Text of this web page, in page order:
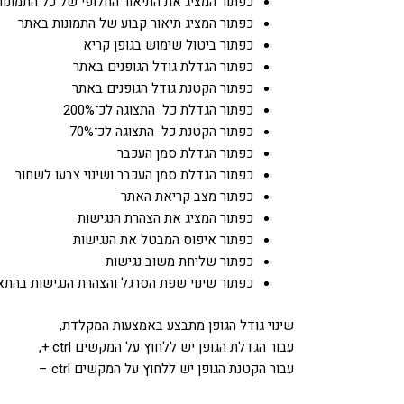
כפתור המציג תיאור קבוע של התמונות באתר
כפתור ביטול שימוש בגופן קריא
כפתור הגדלת גודל הגופנים באתר
כפתור הקטנת גודל הגופנים באתר
כפתור הגדלת כל התצוגה לכ־200%
כפתור הקטנת כל התצוגה לכ־70%
כפתור הגדלת סמן העכבר
כפתור הגדלת סמן העכבר ושינוי צבעו לשחור
כפתור מצב קריאת האתר
כפתור המציג את הצהרת הנגישות
כפתור איפוס המבטל את הנגישות
כפתור שליחת משוב נגישות
כפתור שינוי שפת הסרגל והצהרת הנגישות
שינוי גודל הגופן מתבצע באמצעות המקלדת,
עבור הגדלת הגופן יש ללחוץ על המקשים ctrl +,
עבור הקטנת הגופן יש ללחוץ על המקשים ctrl –